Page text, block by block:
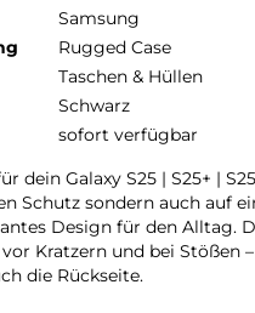
Samsung
Rugged Case
Taschen & Hüllen
Schwarz
sofort verfügbar
dein Galaxy S25 | S25+ |
Schutz sondern auch auf
Design für den Alltag.
Kratzern und bei Stößen
die Rückseite.